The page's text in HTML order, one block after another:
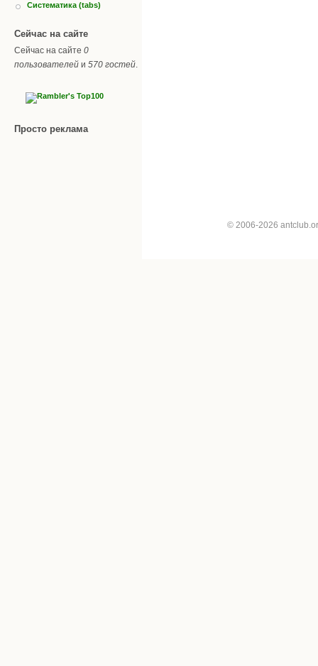
Систематика (tabs)
Сейчас на сайте
Сейчас на сайте 0
пользователей и 570 гостей.
Просто реклама
© 2006-2026